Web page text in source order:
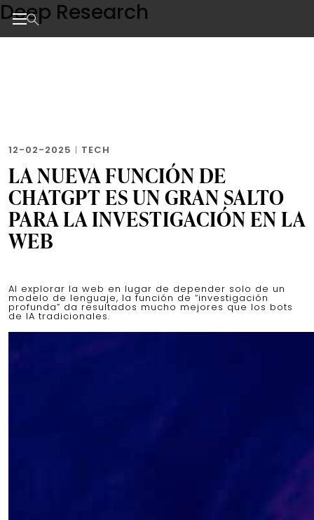
Skip
to
the
Deep Research
12-02-2025 | TECH
LA NUEVA FUNCIÓN DE
CHATGPT ES UN GRAN SALTO
PARA LA INVESTIGACIÓN EN LA
WEB
Al explorar la web en lugar de depender solo de un
modelo de lenguaje, la función de “investigación
profunda” da resultados mucho mejores que los bots
de IA tradicionales.